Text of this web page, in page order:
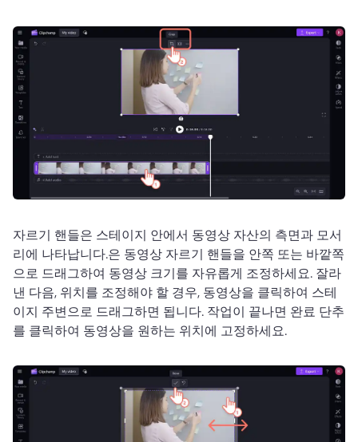
자르기 핸들은 스테이지 안에서 동영상 자산의 측면과 모서
리에 나타납니다.은 동영상 자르기 핸들을 안쪽 또는 바깥쪽
으로 드래그하여 동영상 크기를 자유롭게 조정하세요. 잘라
낸 다음, 위치를 조정해야 할 경우, 동영상을 클릭하여 스테
이지 주변으로 드래그하면 됩니다. 작업이 끝나면 완료 단추
를 클릭하여 동영상을 원하는 위치에 고정하세요.